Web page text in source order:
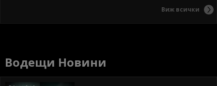
Виж всички
Водещи Новини